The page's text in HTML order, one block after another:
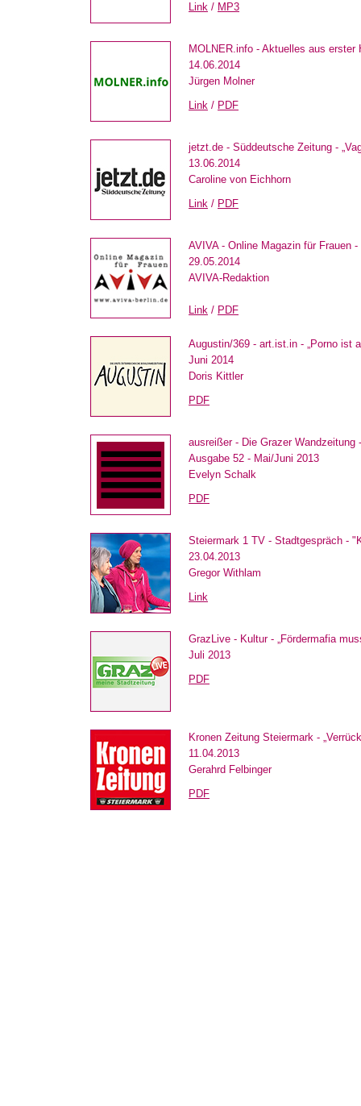
Link / MP3
MOLNER.info - Aktuelles aus erster
14.06.2014
Jürgen Molner
Link / PDF
jetzt.de - Süddeutsche Zeitung -
13.06.2014
Caroline von Eichhorn
Link / PDF
AVIVA - Online Magazin für Frauen
29.05.2014
AVIVA-Redaktion
Link / PDF
Augustin/369 - art.ist.in - „Porno ist
Juni 2014
Doris Kittler
PDF
ausreißer - Die Grazer Wandzeitung
Ausgabe 52 - Mai/Juni 2013
Evelyn Schalk
PDF
Steiermark 1 TV - Stadtgespräch -
23.04.2013
Gregor Withlam
Link
GrazLive - Kultur - „Fördermafia
Juli 2013
PDF
Kronen Zeitung Steiermark -
11.04.2013
Gerahrd Felbinger
PDF